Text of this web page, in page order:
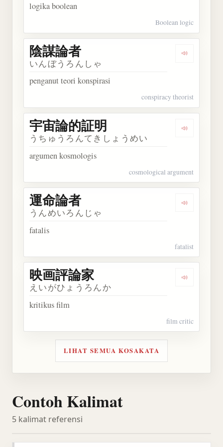
logika boolean
Boolean logic
Dengarkan
陰謀論者
いんぼうろんしゃ
penganut teori konspirasi
conspiracy theorist
Dengarkan
宇宙論的証明
うちゅうろんてきしょうめい
argumen kosmologis
cosmological argument
Dengarkan
運命論者
うんめいろんじゃ
fatalis
fatalist
Dengarkan
映画評論家
えいがひょうろんか
kritikus film
film critic
LIHAT SEMUA KOSAKATA
Contoh Kalimat
5 kalimat referensi